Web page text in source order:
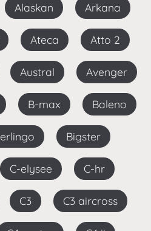
Alaskan Arkana
Ateca Atto 2
Austral Avenger
B-max Baleno
Berlingo Bigster
C-elysee C-hr
C3 C3 aircross